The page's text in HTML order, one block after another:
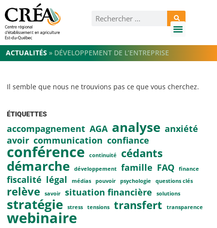
ACTUALITÉS » DÉVELOPPEMENT DE L’ENTREPRISE
Il semble que nous ne trouvions pas ce que vous cherchez.
ÉTIQUETTES
accompagnement AGA analyse anxiété
avoir communication confiance
conférence continuité cédants
démarche développement famille FAQ finance
fiscalité légal médias pouvoir psychologie questions clés
relève savoir situation financière solutions
stratégie stress tensions transfert transparence
webinaire